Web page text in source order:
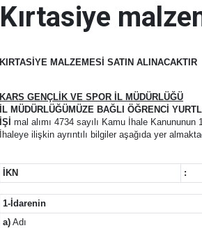
Kırtasiye
KIRTASİYE MALZEMESİ SATIN ALINACAKTIR
KARS GENÇLİK VE SPOR İL MÜDÜRLÜĞÜ
İL MÜDÜRLÜĞÜMÜZE BAĞLI ÖĞRENCİ
İŞİ mal alımı 4734 sayılı Kamu İhale
İhaleye ilişkin ayrıntılı bilgiler aşağıda yer
İKN :
1-İdarenin
a) Adı